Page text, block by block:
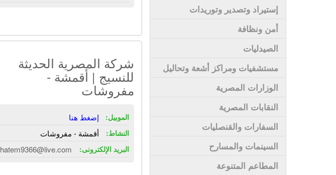
إستيراد وتصدير وتوريدات
أمن ونظافة
الصيدليات
مستشفيات ومراكز أشعة وتحاليل
الوزارات المصرية
النقابات المصرية
السفارات والقنصليات
السينمات والمسارح
المطاعم المتنوعة
شركة المصرية الحديثة
للنسيج | أقمشة -
مفروشات
الموبيل: إضغط هنا
النشاط: أقمشة - مفروشات
البريد الإلكترونى: hatem9366@live.com